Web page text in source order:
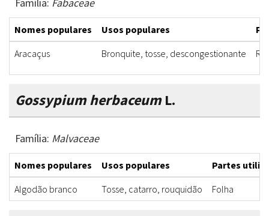
Família: Fabaceae
Nomes populares Usos populares
Aracaçus
Bronquite, tosse, descongestionante
Gossypium herbaceumL.
Família: Malvaceae
Nomes populares Usos populares
Partes
Algodão branco
Tosse, catarro, rouquidão Folha